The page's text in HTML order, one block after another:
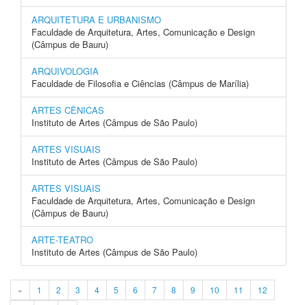
ARQUITETURA E URBANISMO
Faculdade de Arquitetura, Artes, Comunicação e Design
(Câmpus de Bauru)
ARQUIVOLOGIA
Faculdade de Filosofia e Ciências (Câmpus de Marília)
ARTES CÊNICAS
Instituto de Artes (Câmpus de São Paulo)
ARTES VISUAIS
Instituto de Artes (Câmpus de São Paulo)
ARTES VISUAIS
Faculdade de Arquitetura, Artes, Comunicação e Design
(Câmpus de Bauru)
ARTE-TEATRO
Instituto de Artes (Câmpus de São Paulo)
« 1 2 3 4 5 6 7 8 9 10 11
12